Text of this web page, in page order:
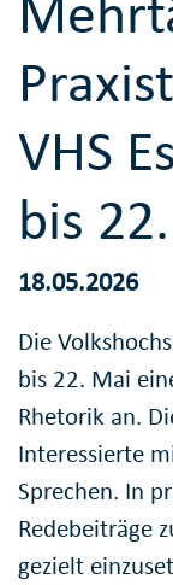
VHS
bis
18.05.2026
Die
bis 22. Mai
Rhetorik an.
Interessierte
Sprechen. In
Redebeiträge
gezielt